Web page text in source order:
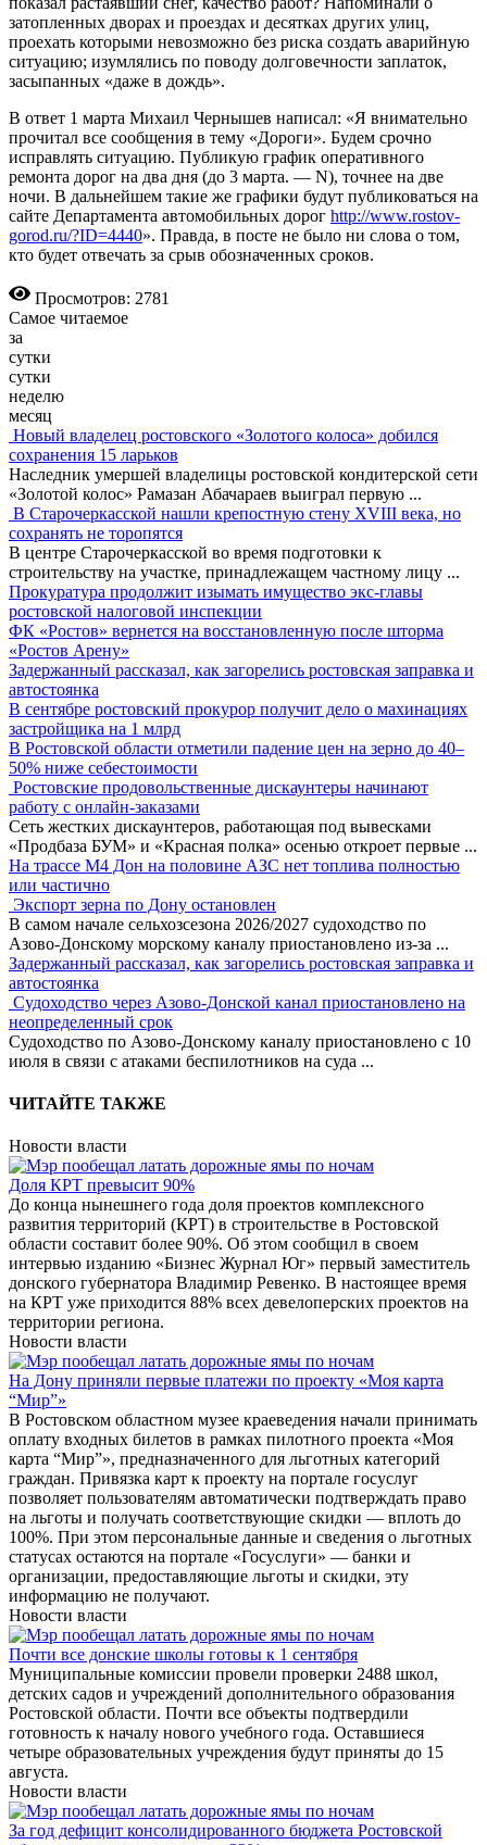
затопленных дворах и проездах и десятках других улиц,
проехать которыми невозможно без риска создать аварийную
ситуацию; изумлялись по поводу долговечности заплаток,
засыпанных «даже в дождь».
В ответ 1 марта Михаил Чернышев написал: «Я внимательно
прочитал все сообщения в тему «Дороги». Будем срочно
исправлять ситуацию. Публикую график оперативного
ремонта дорог на два дня (до 3 марта. — N), точнее на две
ночи. В дальнейшем такие же графики будут публиковаться на
сайте Департамента автомобильных дорог http://www.rostov-
gorod.ru/?ID=4440». Правда, в посте не было ни слова о том,
кто будет отвечать за срыв обозначенных сроков.
Просмотров: 2781
Самое читаемое
за
сутки
сутки
неделю
месяц
Новый владелец ростовского «Золотого колоса» добился
сохранения 15 ларьков
Наследник умершей владелицы ростовской кондитерской сети
«Золотой колос» Рамазан Абачараев выиграл первую ...
В Старочеркасской нашли крепостную стену XVIII века, но
сохранять не торопятся
В центре Старочеркасской во время подготовки к
строительству на участке, принадлежащем частному лицу ...
Прокуратура продолжит изымать имущество экс-главы
ростовской налоговой инспекции
ФК «Ростов» вернется на восстановленную после шторма
«Ростов Арену»
Задержанный рассказал, как загорелись ростовская заправка и
автостоянка
В сентябре ростовский прокурор получит дело о махинациях
застройщика на 1 млрд
В Ростовской области отметили падение цен на зерно до 40–
50% ниже себестоимости
Ростовские продовольственные дискаунтеры начинают
работу с онлайн-заказами
Сеть жестких дискаунтеров, работающая под вывесками
«Продбаза БУМ» и «Красная полка» осенью откроет первые ...
На трассе М4 Дон на половине АЗС нет топлива полностью
или частично
Экспорт зерна по Дону остановлен
В самом начале сельхозсезона 2026/2027 судоходство по
Азово-Донскому морскому каналу приостановлено из-за ...
Задержанный рассказал, как загорелись ростовская заправка и
автостоянка
Судоходство через Азово-Донской канал приостановлено на
неопределенный срок
Судоходство по Азово-Донскому каналу приостановлено с 10
июля в связи с атаками беспилотников на суда ...
ЧИТАЙТЕ ТАКЖЕ
Новости власти
Доля КРТ превысит 90%
До конца нынешнего года доля проектов комплексного
развития территорий (КРТ) в строительстве в Ростовской
области составит более 90%. Об этом сообщил в своем
интервью изданию «Бизнес Журнал Юг» первый заместитель
донского губернатора Владимир Ревенко. В настоящее время
на КРТ уже приходится 88% всех девелоперских проектов на
территории региона.
Новости власти
На Дону приняли первые платежи по проекту «Моя карта
“Мир”»
В Ростовском областном музее краеведения начали принимать
оплату входных билетов в рамках пилотного проекта «Моя
карта “Мир”», предназначенного для льготных категорий
граждан. Привязка карт к проекту на портале госуслуг
позволяет пользователям автоматически подтверждать право
на льготы и получать соответствующие скидки — вплоть до
100%. При этом персональные данные и сведения о льготных
статусах остаются на портале «Госуслуги» — банки и
организации, предоставляющие льготы и скидки, эту
информацию не получают.
Новости власти
Почти все донские школы готовы к 1 сентября
Муниципальные комиссии провели проверки 2488 школ,
детских садов и учреждений дополнительного образования
Ростовской области. Почти все объекты подтвердили
готовность к началу нового учебного года. Оставшиеся
четыре образовательных учреждения будут приняты до 15
августа.
Новости власти
За год дефицит консолидированного бюджета Ростовской